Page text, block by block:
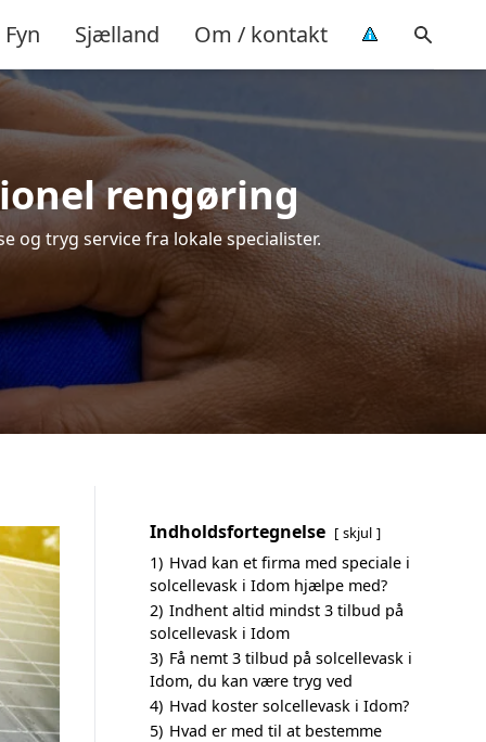
Fyn Sjælland Om / kontakt
rengøring
og tryg service fra lokale specialister.
Indholdsfortegnelse skjul
1) Hvad kan et firma med speciale i
solcellevask i Idom hjælpe med?
2) Indhent altid mindst 3 tilbud på
solcellevask i Idom
3) Få nemt 3 tilbud på solcellevask i
Idom, du kan være tryg ved
4) Hvad koster solcellevask i Idom?
5) Hvad er med til at bestemme